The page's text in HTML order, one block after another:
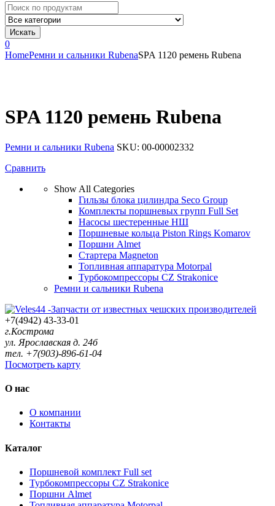
Search
for:
Искать
0
HomeРемни и сальники RubenaSPA 1120 ремень Rubena
SPA 1120 ремень Rubena
Ремни и сальники Rubena SKU: 00-00002332
Сравнить
Show All Categories
Гильзы блока цилиндра Seco Group
Комплекты поршневых групп Full Set
Насосы шестеренные НШ
Поршневые кольца Piston Rings Komarov
Поршни Almet
Стартера Magneton
Топливная аппаратура Motorpal
Турбокомпрессоры CZ Strakonice
Ремни и сальники Rubena
+7(4942) 43-33-01
г.Кострома
ул. Ярославская д. 24б
тел. +7(903)-896-61-04
Посмотреть карту
О нас
О компании
Контакты
Каталог
Поршневой комплект Full set
Турбокомпрессоры CZ Strakonice
Поршни Almet